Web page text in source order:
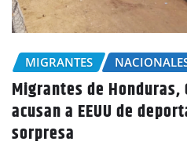
NACIONALES
Condiciones secas y
persistirán este
anuncia Copeco